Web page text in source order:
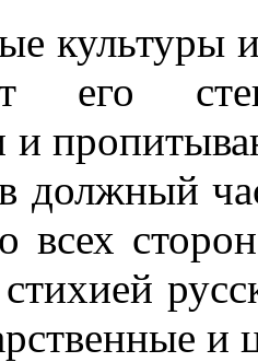
культуры
его
и
должный
всех